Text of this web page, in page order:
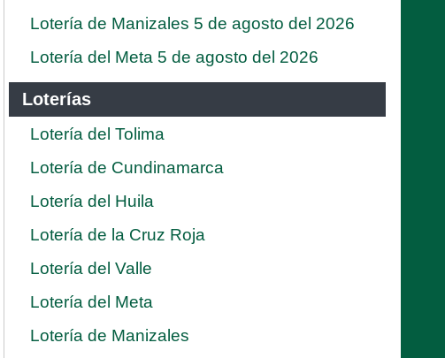
Lotería de Manizales 5 de agosto del 2026
Lotería del Meta 5 de agosto del 2026
Loterías
Lotería del Tolima
Lotería de Cundinamarca
Lotería del Huila
Lotería de la Cruz Roja
Lotería del Valle
Lotería del Meta
Lotería de Manizales